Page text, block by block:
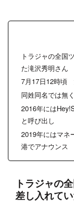
トラジャの全国
た滝沢秀明さん
7月17日12時頃
同姓同名では無
2016年には
と呼び出し
2019年にはマネ
港でアナウンス
トラジャの
差し入れて